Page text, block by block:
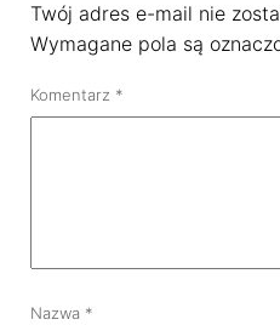
Twój adres e-mail nie
Wymagane pola są
Komentarz *
Nazwa *